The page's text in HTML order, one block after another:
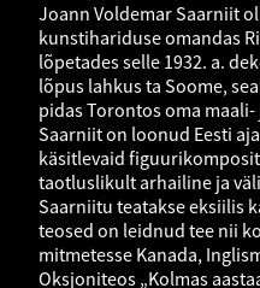
Joann Voldemar Saarniit
kunstihariduse omandas
lõpetades selle 1932. a.
lõpus lahkus ta Soome,
pidas Torontos oma
Saarniit on loonud Eesti
käsitlevaid
taotluslikult arhailine ja
Saarniitu teatakse eksiilis
teosed on leidnud tee nii
mitmetesse Kanada,
Oksjoniteos „Kolmas